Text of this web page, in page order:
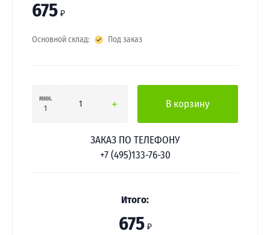
675 ₽
Основной склад: Под заказ
мин.
1
В корзину
ЗАКАЗ ПО ТЕЛЕФОНУ
+7 (495)133-76-30
Итого:
675 ₽